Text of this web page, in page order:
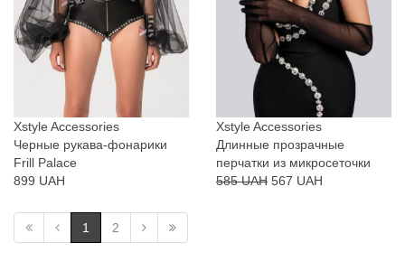
Xstyle Accessories
Черные рукава-фонарики
Frill Palace
899 UAH
Xstyle Accessories
Длинные прозрачные
перчатки из микросеточки
585 UAH 567 UAH
1 2